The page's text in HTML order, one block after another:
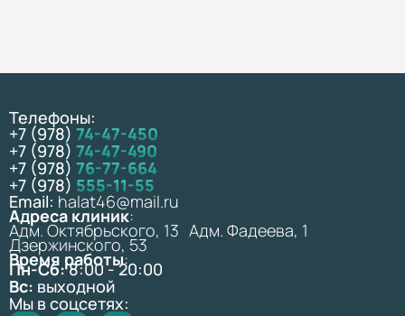
Телефоны:
+7 (978) 74-47-450
+7 (978) 74-47-490
+7 (978) 76-77-664
+7 (978) 555-11-55
Email: halat46@mail.ru
Адреса клиник:
Адм. Октябрьского, 13 Адм. Фадеева, 1
Дзержинского, 53
Время работы:
Пн-Сб:8:00 - 20:00
Вс: выходной
Мы в соцсетях: